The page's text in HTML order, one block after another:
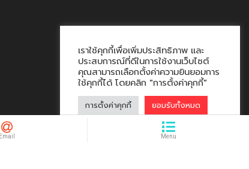
เราใช้คุกกี้เพื่อเพิ่มประสิทธิภาพ และ
ประสบการณ์ที่ดีในการใช้งานเว็บไซต์
คุณสามารถเลือกตั้งค่าความยินยอมการ
ใช้คุกกี้ได้ โดยคลิก "การตั้งค่าคุกกี้"
การตั้งค่าคุกกี้ ยอมรับทั้งหมด